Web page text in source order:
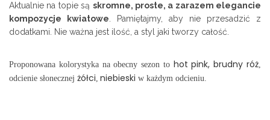
Aktualnie na topie są skromne, proste, a zarazem elegancie
kompozycje kwiatowe . Pamiętajmy, aby nie przesadzić z
dodatkami. Nie ważna jest ilość, a styl jaki tworzy całość.
Proponowana kolorystyka na obecny sezon to hot pink, brudny róż,
odcienie słonecznej żółci, niebieski w każdym odcieniu.